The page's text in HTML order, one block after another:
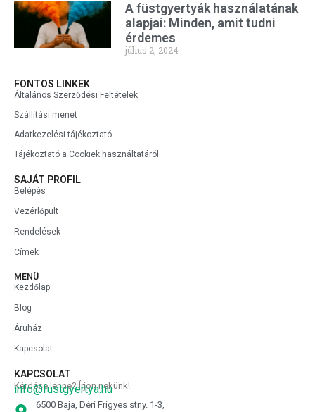
A füstgyertyák használatának
alapjai: Minden, amit tudni
érdemes
július 2, 2024
FONTOS LINKEK
Általános Szerződési Feltételek
Szállítási menet
Adatkezelési tájékoztató
Tájékoztató a Cookiek használtatáról
SAJÁT PROFIL
Belépés
Vezérlőpult
Rendelések
Címek
MENÜ
Kezdőlap
Blog
Áruház
Kapcsolat
KAPCSOLAT
Kérdése lenne? Írjon nekünk!
info@fustgyertya.hu
6500 Baja, Déri Frigyes stny. 1-3,